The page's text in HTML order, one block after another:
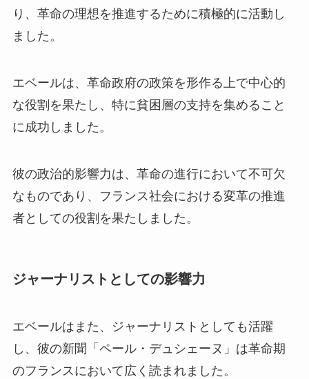
り、革命の理想を推進するために積極的に活動し
ました。
エベールは、革命政府の政策を形作る上で中心的
な役割を果たし、特に貧困層の支持を集めること
に成功しました。
彼の政治的影響力は、革命の進行において不可欠
なものであり、フランス社会における変革の推進
者としての役割を果たしました。
ジャーナリストとしての影響力
エベールはまた、ジャーナリストとしても活躍
し、彼の新聞「ペール・デュシェーヌ」は革命期
のフランスにおいて広く読まれました。